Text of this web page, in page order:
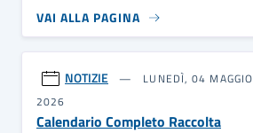
VAI ALLA PAGINA
NOTIZIE
LUNEDÌ, 04 MAGGIO
2026
Calendario Completo Raccolta